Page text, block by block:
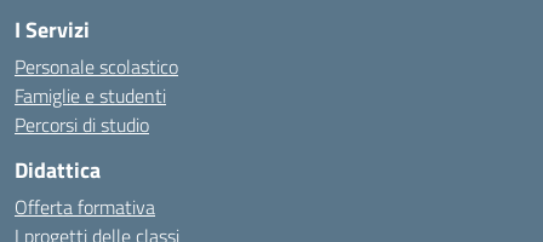
I Servizi
Personale scolastico
Famiglie e studenti
Percorsi di studio
Didattica
Offerta formativa
I progetti delle classi